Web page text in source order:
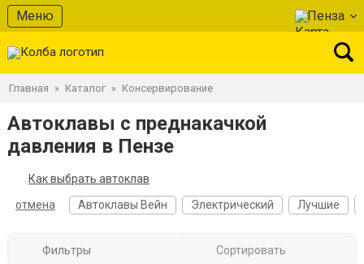
Меню Пенза
Главная » Каталог » Консервирование
Автоклавы с преднакачкой
давления в Пензе
Как выбрать автоклав
отмена
Автоклавы Вейн Электрический Лучшие
Фильтры Сортировать